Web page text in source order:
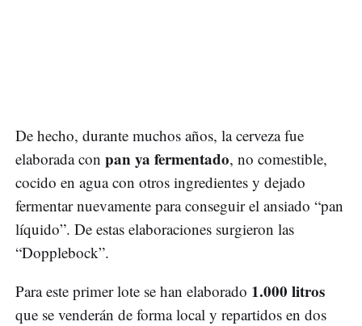
De hecho, durante muchos años, la cerveza fue
elaborada con pan ya fermentado, no comestible,
cocido en agua con otros ingredientes y dejado
fermentar nuevamente para conseguir el ansiado “pan
líquido”. De estas elaboraciones surgieron las
“Dopplebock”.
Para este primer lote se han elaborado 1.000 litros
que se venderán de forma local y repartidos en dos